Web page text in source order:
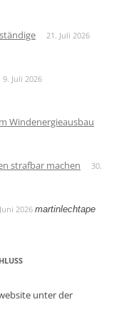
21. Juli 2026
9. Juli 2026
Windenergieausbau
strafbar machen
30.
2026 martinlechtape
unter der